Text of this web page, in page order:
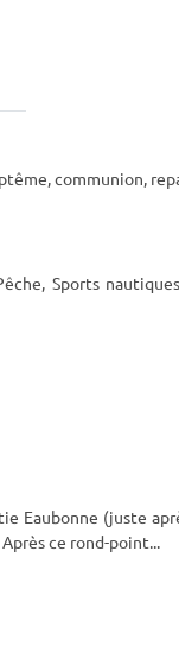
communion,
Sports
Eaubonne (juste
ce rond-point...